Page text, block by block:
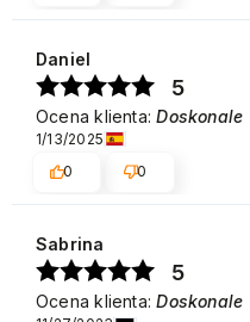
Daniel
5
Ocena klienta:Doskonale
1/13/2025
0
0
Sabrina
5
Ocena klienta:Doskonale